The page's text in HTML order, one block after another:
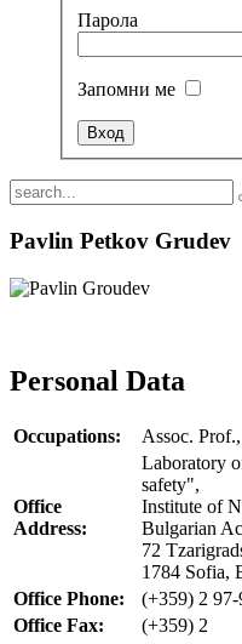
Парола
Запомни ме
Pavlin Petkov Grudev
Personal Data
Occupations: Assoc.
Office
Address:
Laboratory
safety",
Institute of
Bulgarian
72
1784 Sofia,
Office Phone:
(+359) 2
Office Fax:
(+359) 2